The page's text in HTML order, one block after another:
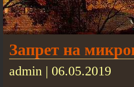
Запрет на
admin | 06.05.2019